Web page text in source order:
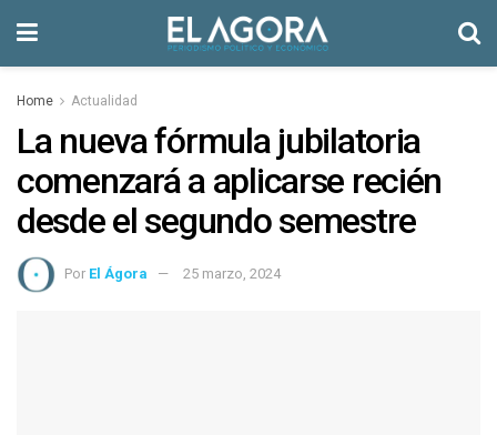
Home Actualidad
La nueva fórmula jubilatoria
comenzará a aplicarse recién
desde el segundo semestre
Por El Ágora 25 marzo, 2024